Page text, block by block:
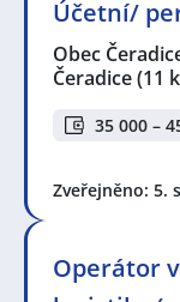
Účetní/
Obec
Čeradice(11
35 000 –
Zveřejněno: 5.
Operátor